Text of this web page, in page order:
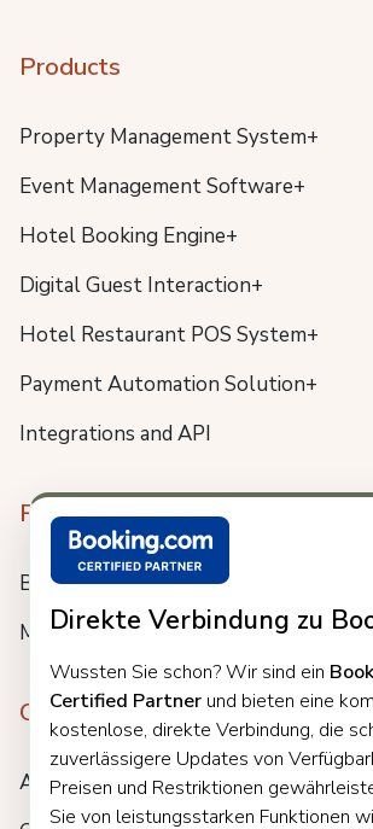
Direkte Verbindung zu
Wussten Sie schon? Wir sind ein
Certified Partnerund bieten eine
kostenlose, direkte Verbindung, die
zuverlässigere Updates von
Preisen und Restriktionen
Sie von leistungsstarken Funktionen
Products
Property Management System+
Event Management Software+
Hotel Booking Engine+
Digital Guest Interaction+
Hotel Restaurant POS System+
Payment Automation Solution+
Integrations and API
Resources
Blog
Meet us
Company
About